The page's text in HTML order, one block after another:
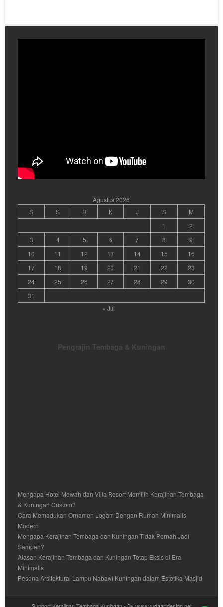
Agustus 2026
S
S R K J S
M
1
2
3
4 5 6 7 8
9
10
11 12 13 14 15
16
17
18 19 20 21 22
23
24
25 26 27 28 29
30
31
« Jul
Pengrajin Tembaga & Kuningan
Mengapa Hotel Mewah dan Villa Resort Memilih Kerajinan Tembaga
& Kuningan Custom?
Cara Memadukan Ornamen Logam Dengan Rumah Minimalis
Modern
Mengapa Kerajinan Tembaga dan Kuningan Tidak Pernah Jadi
Sampah?
Alasan Kerajinan Tembaga dan Kuningan Tetap Eksis di Era
Minimalis
Pesona Arsitektural Lampu Nabawi Kuningan dalam Estetika Masjid